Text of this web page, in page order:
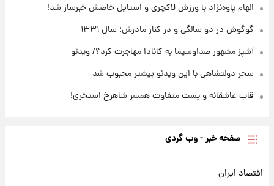
الهام پاوه‌نژاد با ورزش لاکچری و استایل خاصش خبرساز شد!
گوگوش در دو سالگی و در کنار مادرش؛ سال ۱۳۳۱
آشپز مشهور صداوسیما به کانادا مهاجرت کرد؟/ ویدئو
سحر دولتشاهی با این ویدئو بیشتر محبوب شد
قاب عاشقانه و پست متفاوت همسر شاهرخ استخری!
صفحه خبر - وب گردی
اقتصاد ایران